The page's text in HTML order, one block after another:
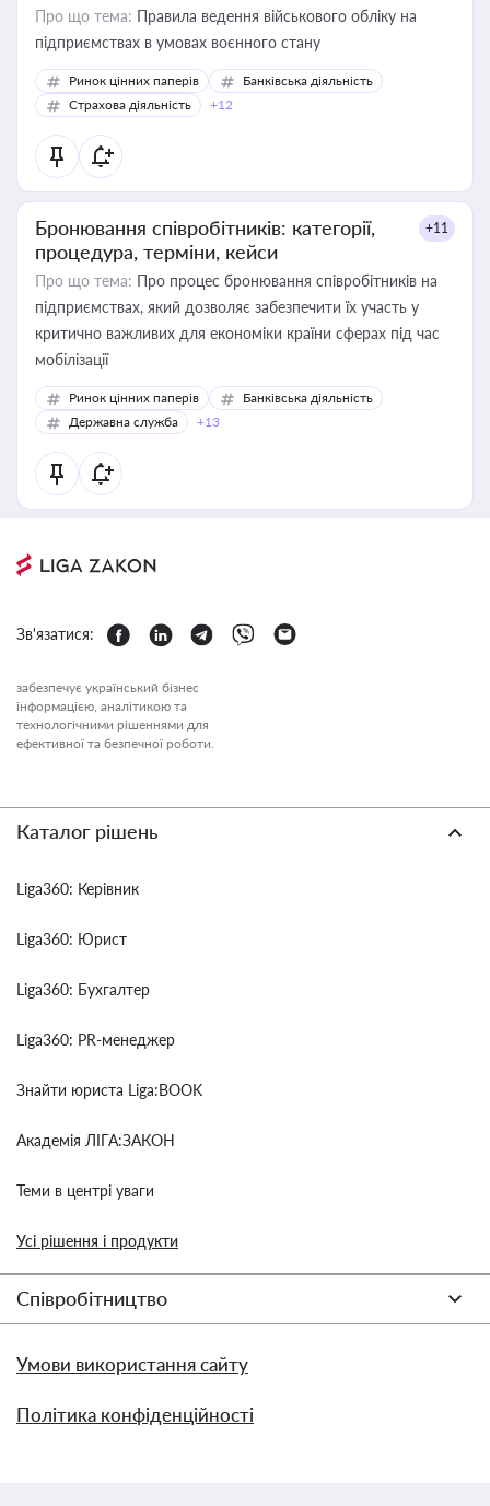
Про що тема: Правила ведення військового обліку на
підприємствах в умовах воєнного стану
Ринок цінних паперів
Банківська діяльність
Страхова діяльність
+12
Бронювання співробітників: категорії,
процедура, терміни, кейси
+11
Про що тема: Про процес бронювання співробітників на
підприємствах, який дозволяє забезпечити їх участь у
критично важливих для економіки країни сферах під час
мобілізації
Ринок цінних паперів
Банківська діяльність
Державна служба
+13
Зв'язатися:
забезпечує український бізнес
інформацією, аналітикою та
технологічними рішеннями для
ефективної та безпечної роботи.
Каталог рішень
Liga360: Керівник
Liga360: Юрист
Liga360: Бухгалтер
Liga360: PR-менеджер
Знайти юриста Liga:BOOK
Академія ЛІГА:ЗАКОН
Теми в центрі уваги
Усі рішення і продукти
Співробітництво
Умови використання сайту
Політика конфіденційності